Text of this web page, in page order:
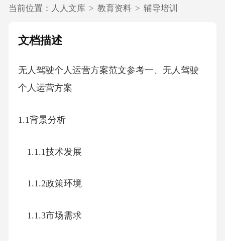
当前位置： 人人文库 > 教育资料 > 辅导培训
文档描述
无人驾驶个人运营方案范文参考一、无人驾驶
个人运营方案
1.1背景分析
1.1.1技术发展
1.1.2政策环境
1.1.3市场需求